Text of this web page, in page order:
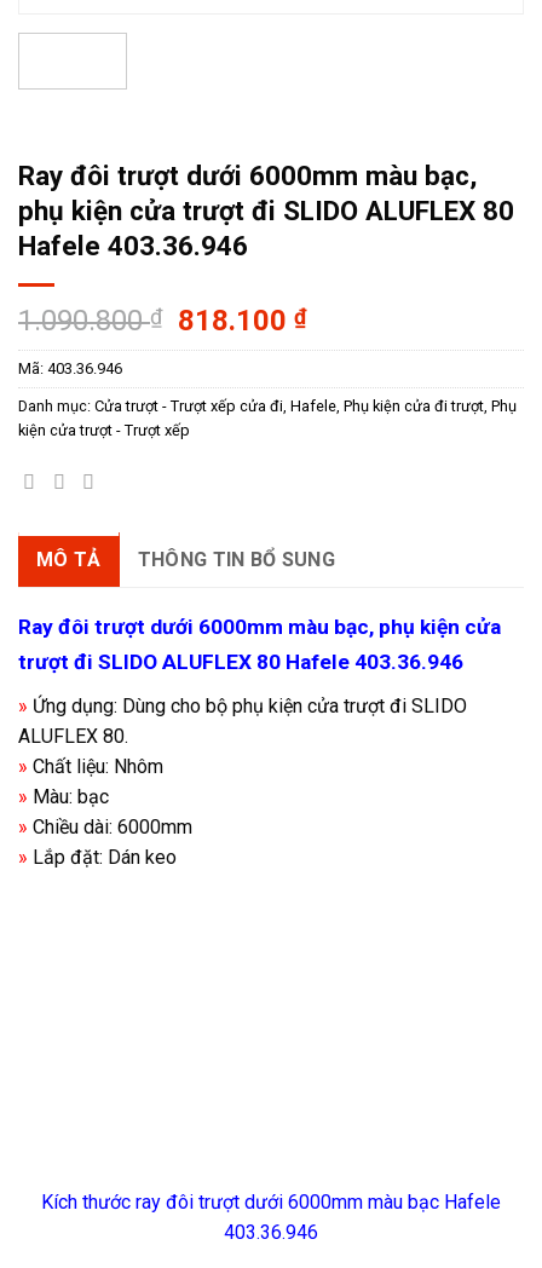
Ray đôi trượt dưới 6000mm màu bạc,
phụ kiện cửa trượt đi SLIDO ALUFLEX 80
Hafele 403.36.946
1.090.800₫
Giá
gốc
1.090.800 ₫.
818.100₫Giá
hiện
là:
Mã: 403.36.946
Danh mục: Cửa trượt - Trượt xếp cửa đi, Hafele, Phụ kiện cửa đi trượt, Phụ
kiện cửa trượt - Trượt xếp
MÔ TẢ THÔNG TIN BỔ SUNG
Ray đôi trượt dưới 6000mm màu bạc, phụ kiện cửa
trượt đi SLIDO ALUFLEX 80 Hafele 403.36.946
» Ứng dụng: Dùng cho bộ phụ kiện cửa trượt đi SLIDO
ALUFLEX 80.
» Chất liệu: Nhôm
» Màu: bạc
» Chiều dài: 6000mm
» Lắp đặt: Dán keo
Kích thước ray đôi trượt dưới 6000mm màu bạc Hafele
403.36.946